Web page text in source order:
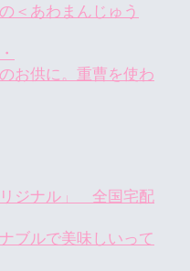
＜あわまんじゅう
お供に。重曹を使わ
ジナル」 全国宅配
ブルで美味しいって